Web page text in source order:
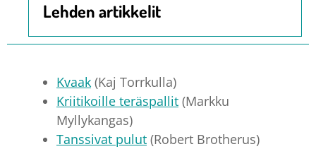
Lehden artikkelit
Kvaak (Kaj Torrkulla)
Kriitikoille teräspallit (Markku
Myllykangas)
Tanssivat pulut (Robert Brotherus)